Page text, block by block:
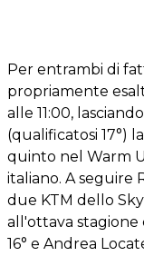
Per entrambi di
propriamente
alle 11:00,
(qualificatosi 17°)
quinto nel Warm
italiano. A seguire
due KTM dello
all'ottava stagione
16° e Andrea